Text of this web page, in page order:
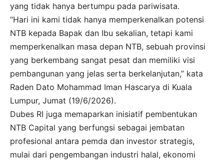
yang tidak hanya bertumpu pada pariwisata.
“Hari ini kami tidak hanya memperkenalkan potensi
NTB kepada Bapak dan Ibu sekalian, tetapi kami
memperkenalkan masa depan NTB, sebuah provinsi
yang berkembang sangat pesat dan memiliki visi
pembangunan yang jelas serta berkelanjutan,” kata
Raden Dato Mohammad Iman Hascarya di Kuala
Lumpur, Jumat (19/6/2026).
Dubes RI juga memaparkan inisiatif pembentukan
NTB Capital yang berfungsi sebagai jembatan
profesional antara pemda dan investor strategis,
mulai dari pengembangan industri halal, ekonomi